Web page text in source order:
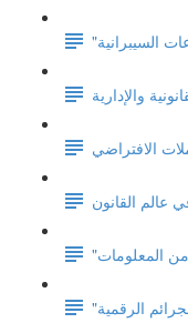
الافتراضي
عالم القانون